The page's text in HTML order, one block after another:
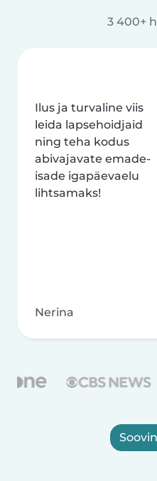
3 400+
Ilus ja turvaline viis
leida lapsehoidjaid
ning teha kodus
abivajavate emade-
isade igapäevaelu
lihtsamaks!
Nerina